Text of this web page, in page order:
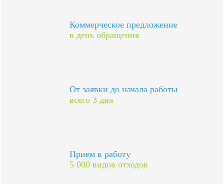
Коммерческое предложение
в день обращения
От заявки до начала работы
всего 3 дня
Прием в работу
5 000 видов отходов